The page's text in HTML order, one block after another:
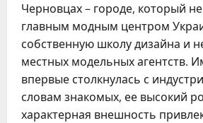
Черновцах – городе, который
главным модным центром
собственную школу дизайна и
местных модельных агентств.
впервые столкнулась с
словам знакомых, ее высокий
характерная внешность